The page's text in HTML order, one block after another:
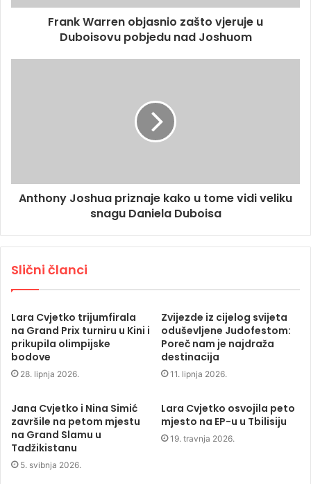
Frank Warren objasnio zašto vjeruje u
Duboisovu pobjedu nad Joshuom
Anthony Joshua priznaje kako u tome vidi veliku
snagu Daniela Duboisa
Slični članci
Lara Cvjetko trijumfirala
na Grand Prix turniru u Kini i
prikupila olimpijske
bodove
28. lipnja 2026.
Zvijezde iz cijelog svijeta
oduševljene Judofestom:
Poreč nam je najdraža
destinacija
11. lipnja 2026.
Jana Cvjetko i Nina Simić
završile na petom mjestu
na Grand Slamu u
Tadžikistanu
5. svibnja 2026.
Lara Cvjetko osvojila peto
mjesto na EP-u u Tbilisiju
19. travnja 2026.